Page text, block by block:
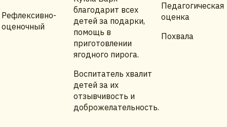
Рефлексивно-
оценочный
благодарит всех
детей за подарки,
помощь в
приготовлении
ягодного пирога.
Воспитатель хвалит
детей за их
отзывчивость и
доброжелательность.
Педагогическая
оценка
Похвала